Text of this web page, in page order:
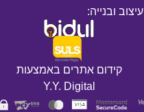
עיצוב ובנייה:
קידום אתרים באמצעות
Y.Y. Digital